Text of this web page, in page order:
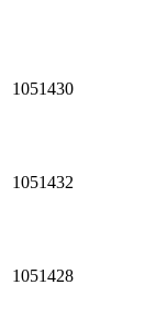
1051430
1051432
1051428